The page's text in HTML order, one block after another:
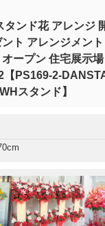
タンド花 アレンジ
ト アレンジメン
ープン 住宅展示
【PS169-2-
スタンド】